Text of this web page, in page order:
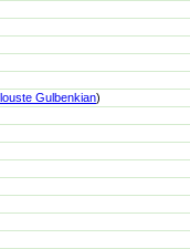
Gulbenkian)